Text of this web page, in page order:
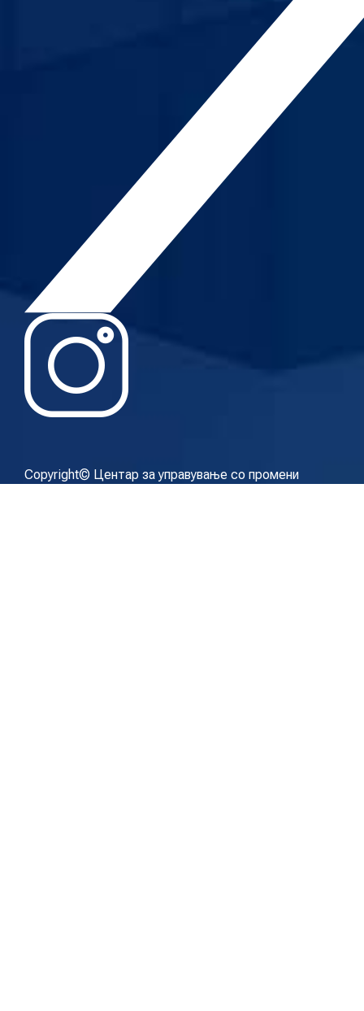
Copyright© Центар за управување со промени